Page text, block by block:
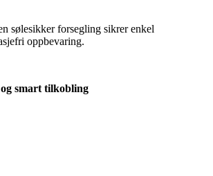
sølesikker forsegling sikrer enkel
oppbevaring.
smart tilkobling